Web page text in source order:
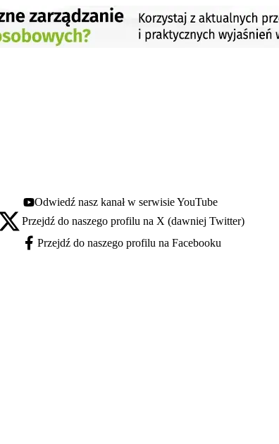
Youtube - otwiera się w nowej karcie
Odwiedź nasz kanał w serwisie YouTube
X - otwiera się w nowej karcie
Przejdź do naszego profilu na X (dawniej Twitter)
Facebook - otwiera się w nowej karcie
Przejdź do naszego profilu na Facebooku